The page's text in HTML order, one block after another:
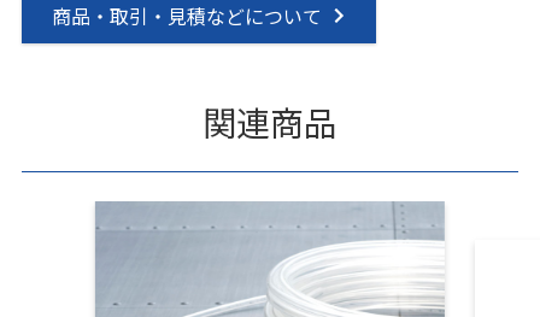
商品・取引・見積などについて
関連商品